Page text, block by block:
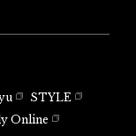
STYLE
Online